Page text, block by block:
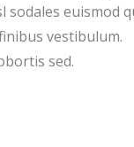
sodales euismod
vestibulum.
sed.